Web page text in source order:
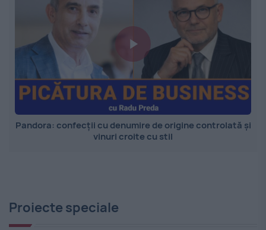
Pandora: confecții cu denumire de origine controlată și
vinuri croite cu stil
Proiecte speciale